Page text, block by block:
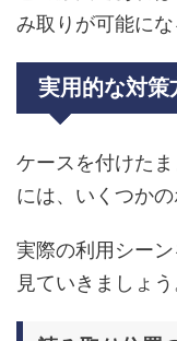
み取りが可能にな
実用的な対策
ケースを付けた
には、いくつかの
実際の利用シー
見ていきましょう